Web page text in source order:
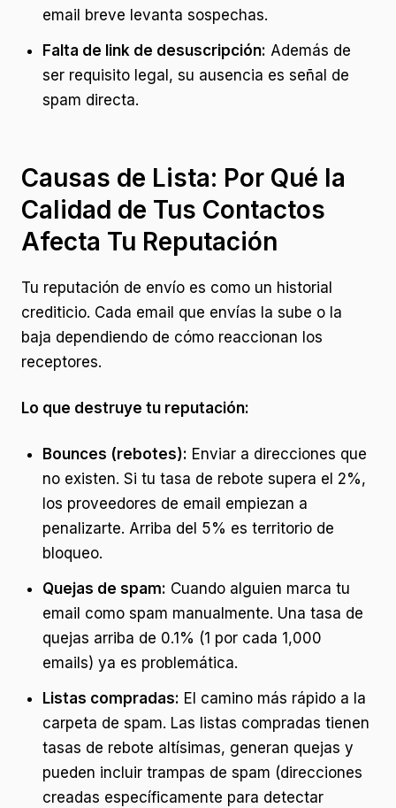
email breve levanta sospechas.
Falta de link de desuscripción: Además de
ser requisito legal, su ausencia es señal de
spam directa.
Causas de Lista: Por Qué la
Calidad de Tus Contactos
Afecta Tu Reputación
Tu reputación de envío es como un historial
crediticio. Cada email que envías la sube o la
baja dependiendo de cómo reaccionan los
receptores.
Lo que destruye tu reputación:
Bounces (rebotes): Enviar a direcciones que
no existen. Si tu tasa de rebote supera el 2%,
los proveedores de email empiezan a
penalizarte. Arriba del 5% es territorio de
bloqueo.
Quejas de spam: Cuando alguien marca tu
email como spam manualmente. Una tasa de
quejas arriba de 0.1% (1 por cada 1,000
emails) ya es problemática.
Listas compradas: El camino más rápido a la
carpeta de spam. Las listas compradas tienen
tasas de rebote altísimas, generan quejas y
pueden incluir trampas de spam (direcciones
creadas específicamente para detectar